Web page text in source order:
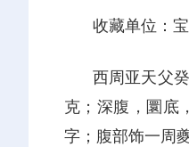
收藏单位：
西周亚天父
克；深腹，圜底
字；腹部饰一周